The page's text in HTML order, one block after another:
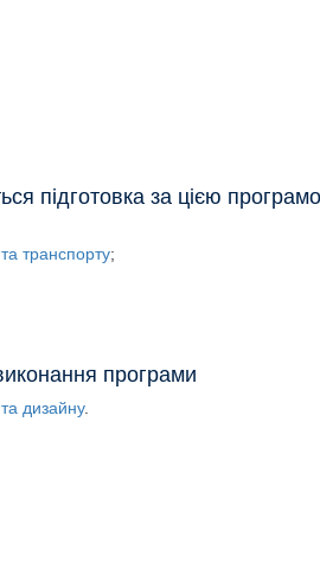
підготовка за цією
транспорту
програми
дизайну